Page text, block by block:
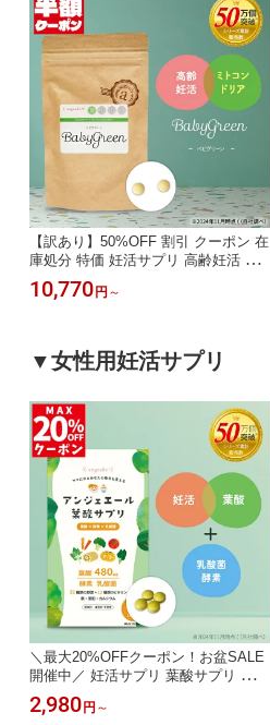
【訳あり】50%OFF 割引 クーポン 在
庫処分 特価 妊活サプリ 高齢妊活 ミ
トコンドリアサプリ 葉酸 天然タウリ
ン ニンニク リコピン ブロッコリース
ベビグリーン 送料無料 日本製 90粒 3
0日分
10,770 円 ～
▼女性用妊活サプリ
＼最大20%OFFクーポン！お盆SALE
開催中／ 妊活サプリ 葉酸サプリ 妊活
乳酸菌 酵素 妊娠 妊娠中 子育て 授乳
中 葉酸 野菜 ビタミン カルシウム 亜
2,980 円 ～